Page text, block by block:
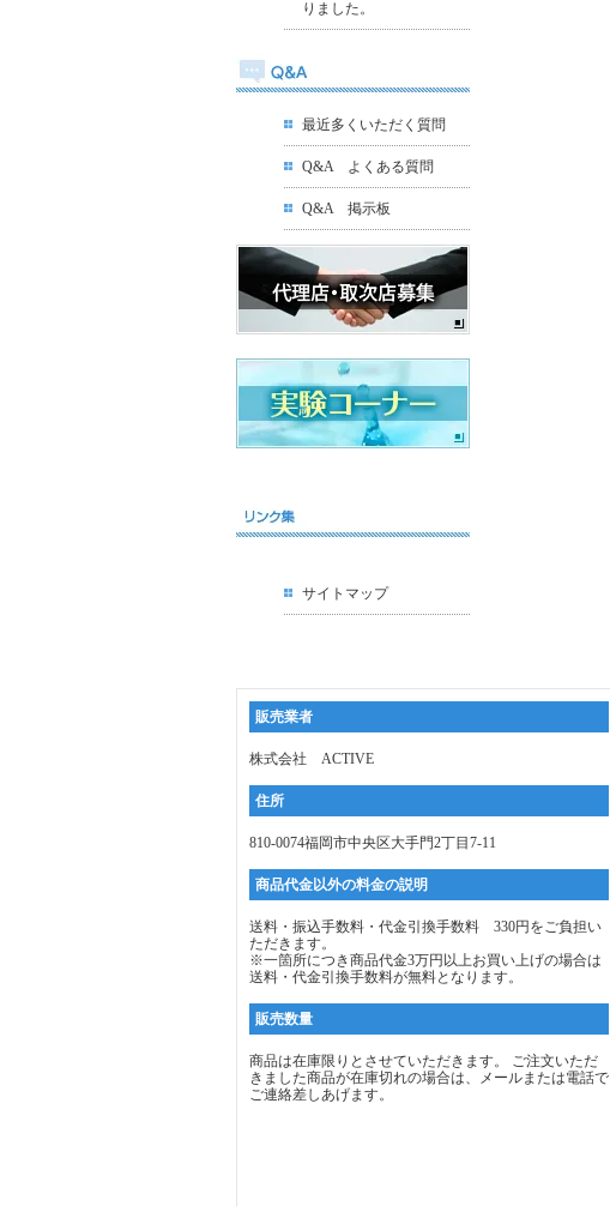
りました。
最近多くいただく質問
Q&A よくある質問
Q&A 掲示板
サイトマップ
販売業者
株式会社 ACTIVE
住所
810-0074福岡市中央区大手門2丁目7-11
商品代金以外の料金の説明
送料・振込手数料・代金引換手数料 330円をご負担い
ただきます。
※一箇所につき商品代金3万円以上お買い上げの場合は
送料・代金引換手数料が無料となります。
販売数量
商品は在庫限りとさせていただきます。 ご注文いただ
きました商品が在庫切れの場合は、メールまたは電話で
ご連絡差しあげます。